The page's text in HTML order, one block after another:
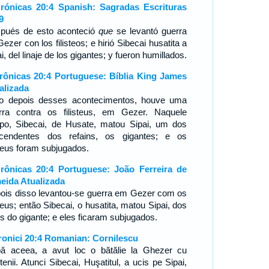
20:4 Spanish: Sagradas Escrituras
de esto acontecióque se levantó guerra
con los filisteos; e hirió Sibecai husatita a
del linaje de los gigantes; y fueron humillados.
20:4 Portuguese: Bíblia King James
depois desses acontecimentos, houve uma
contra os filisteus, em Gezer. Naquele
Sibecai, de Husate, matou Sipai, um dos
dos refains, os gigantes; e os
foram subjugados.
20:4 Portuguese: João Ferreira de
Atualizada
disso levantou-se guerra em Gezer com os
então Sibecai, o husatita, matou Sipai, dos
do gigante; e eles ficaram subjugados.
20:4 Romanian: Cornilescu
aceea, a avut loc o bătălie la Ghezer cu
Atunci Sibecai, Huşatitul, a ucis pe Sipai,